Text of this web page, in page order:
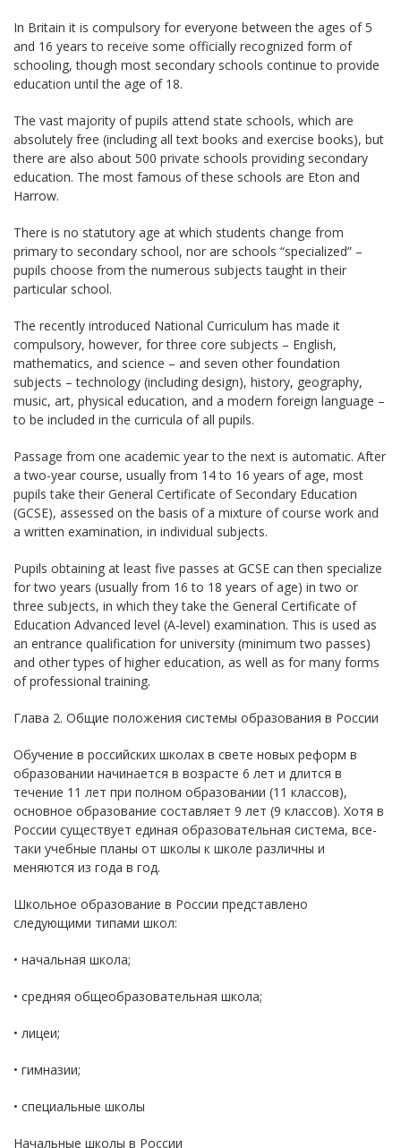
In Britain it is compulsory for everyone between the ages of 5
and 16 years to receive some officially recognized form of
schooling, though most secondary schools continue to provide
education until the age of 18.
The vast majority of pupils attend state schools, which are
absolutely free (including all text books and exercise books), but
there are also about 500 private schools providing secondary
education. The most famous of these schools are Eton and
Harrow.
There is no statutory age at which students change from
primary to secondary school, nor are schools “specialized” –
pupils choose from the numerous subjects taught in their
particular school.
The recently introduced National Curriculum has made it
compulsory, however, for three core subjects – English,
mathematics, and science – and seven other foundation
subjects – technology (including design), history, geography,
music, art, physical education, and a modern foreign language –
to be included in the curricula of all pupils.
Passage from one academic year to the next is automatic. After
a two-year course, usually from 14 to 16 years of age, most
pupils take their General Certificate of Secondary Education
(GCSE), assessed on the basis of a mixture of course work and
a written examination, in individual subjects.
Pupils obtaining at least five passes at GCSE can then specialize
for two years (usually from 16 to 18 years of age) in two or
three subjects, in which they take the General Certificate of
Education Advanced level (A-level) examination. This is used as
an entrance qualification for university (minimum two passes)
and other types of higher education, as well as for many forms
of professional training.
Глава 2. Общие положения системы образования в России
Обучение в российских школах в свете новых реформ в
образовании начинается в возрасте 6 лет и длится в
течение 11 лет при полном образовании (11 классов),
основное образование составляет 9 лет (9 классов). Хотя в
России существует единая образовательная система, все-
таки учебные планы от школы к школе различны и
меняются из года в год.
Школьное образование в России представлено
следующими типами школ:
• начальная школа;
• средняя общеобразовательная школа;
• лицеи;
• гимназии;
• специальные школы
Начальные школы в России